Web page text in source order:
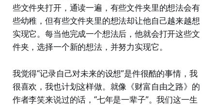
些文件夹打开，通读一遍，有些文件夹里的想法会有
些幼稚，但有些文件夹里的想法却让他自己越来越想
实现它。每当他完成一个想法后，他就会打开这些文
件夹，选择一个新的想法，并努力实现它。
我觉得“记录自己对未来的设想”是件很酷的事情，我
很喜欢，我也计划这样做。就像《财富自由之路》的
作者李笑来说过的话，“七年是一辈子”。我们这一生